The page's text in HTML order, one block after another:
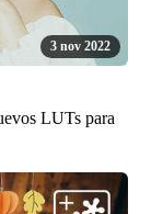
3 nov 2022
LUTs para